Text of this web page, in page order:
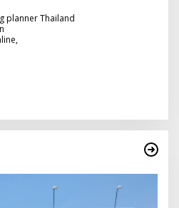
planner Thailand